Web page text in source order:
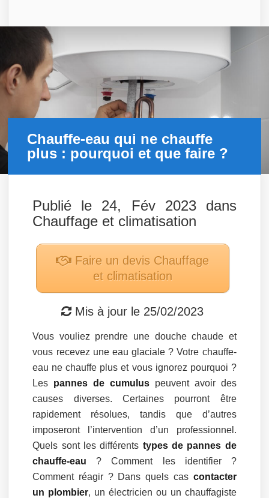
Chauffe-eau qui ne chauffe
plus : pourquoi et que faire ?
Publié le 24, Fév 2023 dans
Chauffage et climatisation
Faire un devis Chauffage
et climatisation
Mis à jour le 25/02/2023
Vous vouliez prendre une douche chaude et
vous recevez une eau glaciale ? Votre chauffe-
eau ne chauffe plus et vous ignorez pourquoi ?
Les pannes de cumulus peuvent avoir des
causes diverses. Certaines pourront être
rapidement résolues, tandis que d’autres
imposeront l’intervention d’un professionnel.
Quels sont les différents types de pannes de
chauffe-eau ? Comment les identifier ?
Comment réagir ? Dans quels cas contacter
un plombier, un électricien ou un chauffagiste